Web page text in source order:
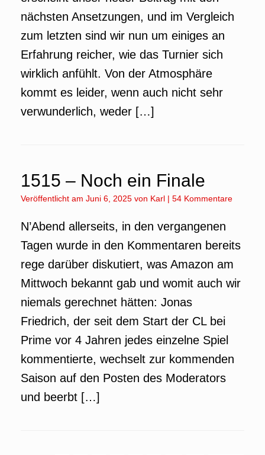
nächsten Ansetzungen, und im Vergleich
zum letzten sind wir nun um einiges an
Erfahrung reicher, wie das Turnier sich
wirklich anfühlt. Von der Atmosphäre
kommt es leider, wenn auch nicht sehr
verwunderlich, weder […]
1515 – Noch ein Finale
Veröffentlicht am Juni 6, 2025 von Karl | 54 Kommentare
N’Abend allerseits, in den vergangenen
Tagen wurde in den Kommentaren bereits
rege darüber diskutiert, was Amazon am
Mittwoch bekannt gab und womit auch wir
niemals gerechnet hätten: Jonas
Friedrich, der seit dem Start der CL bei
Prime vor 4 Jahren jedes einzelne Spiel
kommentierte, wechselt zur kommenden
Saison auf den Posten des Moderators
und beerbt […]